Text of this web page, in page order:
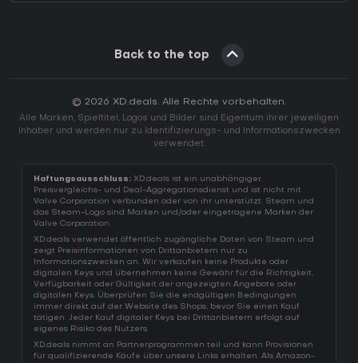
Back to the top
© 2026 XD.deals. Alle Rechte vorbehalten.
Alle Marken, Spieltitel, Logos und Bilder sind Eigentum ihrer jeweiligen
Inhaber und werden nur zu Identifizierungs- und Informationszwecken
verwendet.
Haftungsausschluss: XD.deals ist ein unabhängiger
Preisvergleichs- und Deal-Aggregationsdienst und ist nicht mit
Valve Corporation verbunden oder von ihr unterstützt. Steam und
das Steam-Logo sind Marken und/oder eingetragene Marken der
Valve Corporation.
XD.deals verwendet öffentlich zugängliche Daten von Steam und
zeigt Preisinformationen von Drittanbietern nur zu
Informationszwecken an. Wir verkaufen keine Produkte oder
digitalen Keys und übernehmen keine Gewähr für die Richtigkeit,
Verfügbarkeit oder Gültigkeit der angezeigten Angebote oder
digitalen Keys. Überprüfen Sie die endgültigen Bedingungen
immer direkt auf der Website des Shops, bevor Sie einen Kauf
tätigen. Jeder Kauf digitaler Keys bei Drittanbietern erfolgt auf
eigenes Risiko des Nutzers.
XD.deals nimmt an Partnerprogrammen teil und kann Provisionen
für qualifizierende Käufe über unsere Links erhalten. Als Amazon-